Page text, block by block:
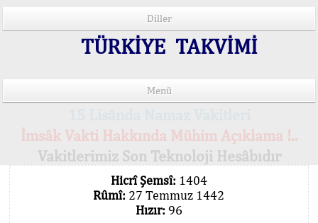
Diller
TÜRKİYE TAKVİMİ
Menü
İmsâk Vakti Hakkında Mühim Açıklama !..
Vakitlerimiz Son Teknoloji Hesâbıdır
Hicrî Şemsî: 1404
Rûmî: 27 Temmuz 1442
Hızır: 96